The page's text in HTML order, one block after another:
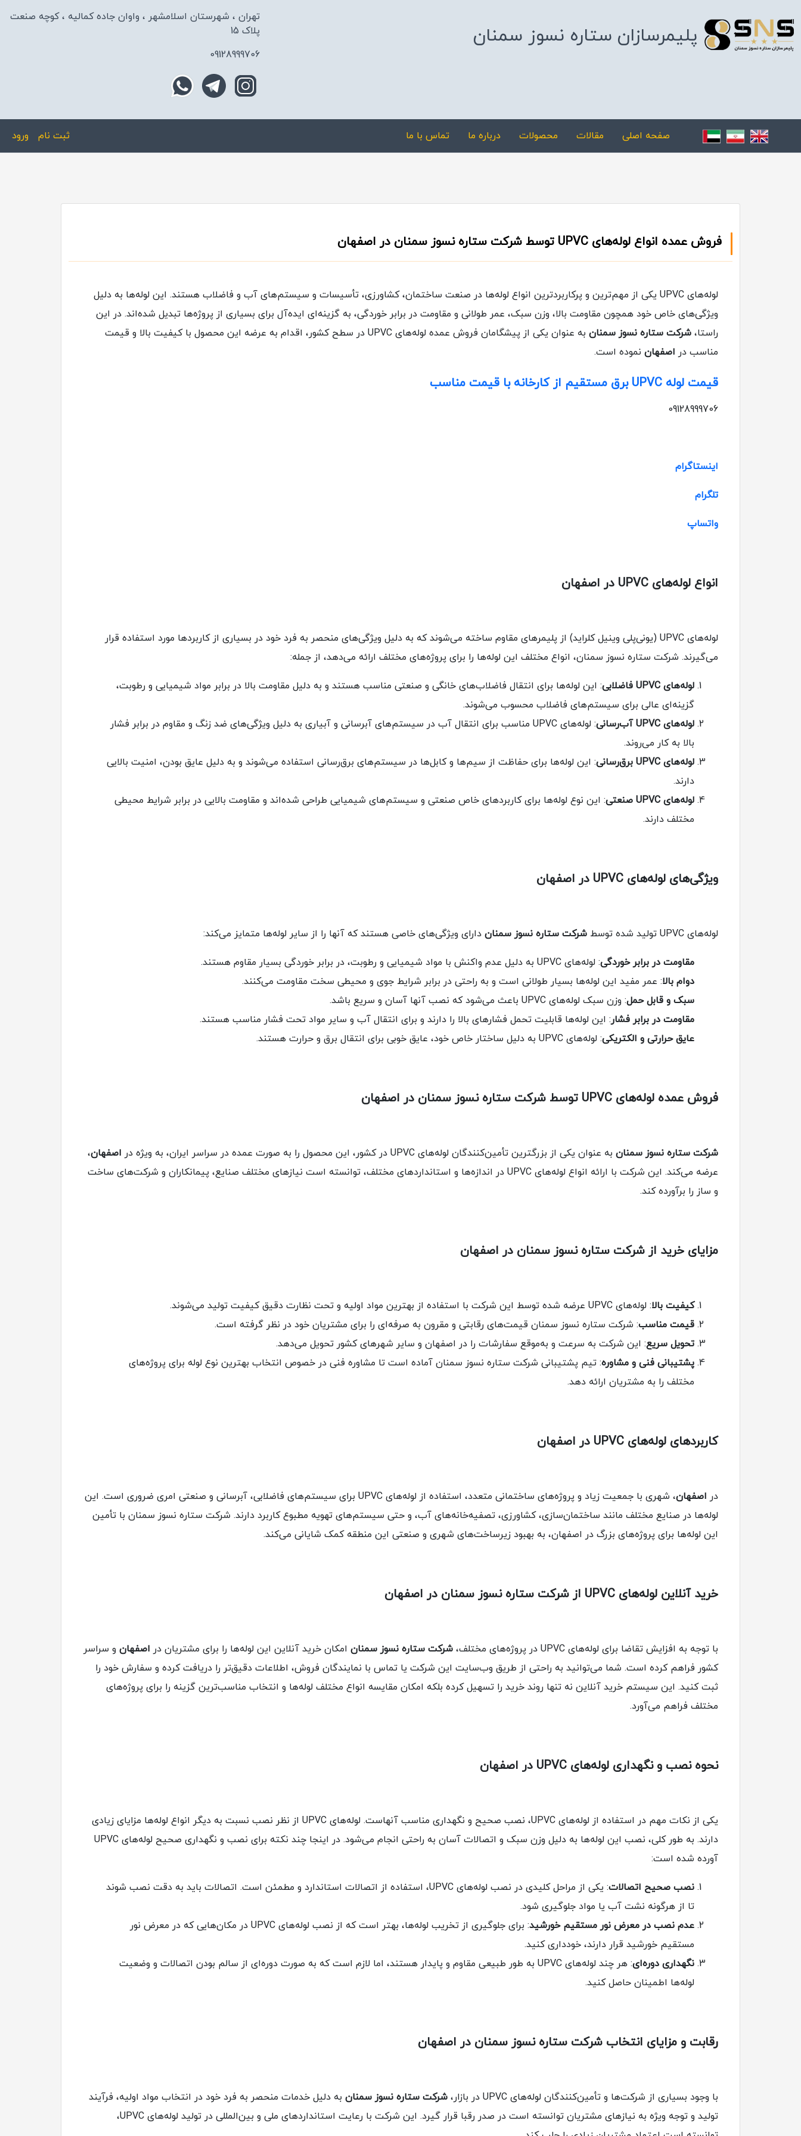
پلیمرسازان ستاره نسوز سمنان
تهران ، شهرستان اسلامشهر ، واوان جاده کمالیه ، کوچه صنعت
پلاک 15
09128999706
صفحه اصلی مقالات محصولات درباره ما تماس با ما ثبت نام ورود
فروش عمده انواع لوله‌های UPVC توسط شرکت ستاره نسوز سمنان در اصفهان
لوله‌های UPVC یکی از مهم‌ترین و پرکاربردترین انواع لوله‌ها در صنعت ساختمان، کشاورزی، تأسیسات و سیستم‌های آب و فاضلاب هستند. این لوله‌ها به دلیل
ویژگی‌های خاص خود همچون مقاومت بالا، وزن سبک، عمر طولانی و مقاومت در برابر خوردگی، به گزینه‌ای ایده‌آل برای بسیاری از پروژه‌ها تبدیل شده‌اند. در این
راستا، شرکت ستاره نسوز سمنان
به عنوان یکی از پیشگامان فروش عمده لوله‌های UPVC در سطح کشور، اقدام به عرضه این محصول با کیفیت بالا و قیمت
مناسب در اصفهان نموده است.
قیمت لوله UPVC برق مستقیم از کارخانه با قیمت مناسب
09128999706
اینستاگرام
تلگرام
واتساپ
انواع لوله‌های UPVC در اصفهان
لوله‌های UPVC (یونی‌پلی وینیل کلراید) از پلیمرهای مقاوم ساخته می‌شوند که به دلیل ویژگی‌های منحصر به فرد خود در بسیاری از کاربردها مورد استفاده قرار
می‌گیرند. شرکت ستاره نسوز سمنان، انواع مختلف این لوله‌ها را برای پروژه‌های مختلف ارائه می‌دهد، از جمله:
لوله‌های UPVC فاضلابی
: این لوله‌ها برای انتقال فاضلاب‌های خانگی و صنعتی مناسب هستند و به دلیل مقاومت بالا در برابر مواد شیمیایی و رطوبت،
گزینه‌ای عالی برای سیستم‌های فاضلاب محسوب می‌شوند.
لوله‌های UPVC آب‌رسانی
: لوله‌های UPVC مناسب برای انتقال آب در سیستم‌های آبرسانی و آبیاری به دلیل ویژگی‌های ضد زنگ و مقاوم در برابر فشار
بالا به کار می‌روند.
لوله‌های UPVC برق‌رسانی
: این لوله‌ها برای حفاظت از سیم‌ها و کابل‌ها در سیستم‌های برق‌رسانی استفاده می‌شوند و به دلیل عایق بودن، امنیت بالایی
دارند.
لوله‌های UPVC صنعتی
: این نوع لوله‌ها برای کاربردهای خاص صنعتی و سیستم‌های شیمیایی طراحی شده‌اند و مقاومت بالایی در برابر شرایط محیطی
مختلف دارند.
ویژگی‌های لوله‌های UPVC در اصفهان
لوله‌های UPVC تولید شده توسط شرکت ستاره نسوز سمنان دارای ویژگی‌های خاصی هستند که آنها را از سایر لوله‌ها متمایز می‌کند:
مقاومت در برابر خوردگی: لوله‌های UPVC به دلیل عدم واکنش با مواد شیمیایی و رطوبت، در برابر خوردگی بسیار مقاوم هستند.
دوام بالا: عمر مفید این لوله‌ها بسیار طولانی است و به راحتی در برابر شرایط جوی و محیطی سخت مقاومت می‌کنند.
سبک و قابل حمل: وزن سبک لوله‌های UPVC باعث می‌شود که نصب آنها آسان و سریع باشد.
مقاومت در برابر فشار: این لوله‌ها قابلیت تحمل فشارهای بالا را دارند و برای انتقال آب و سایر مواد تحت فشار مناسب هستند.
عایق حرارتی و الکتریکی: لوله‌های UPVC به دلیل ساختار خاص خود، عایق خوبی برای انتقال برق و حرارت هستند.
فروش عمده لوله‌های UPVC توسط شرکت ستاره نسوز سمنان در اصفهان
شرکت ستاره نسوز سمنان به عنوان یکی از بزرگترین تأمین‌کنندگان لوله‌های UPVC در کشور، این محصول را به صورت عمده در سراسر ایران، به ویژه در اصفهان،
عرضه می‌کند. این شرکت با ارائه انواع لوله‌های UPVC در اندازه‌ها و استانداردهای مختلف، توانسته است نیازهای مختلف صنایع، پیمانکاران و شرکت‌های ساخت
و ساز را برآورده کند.
مزایای خرید از شرکت ستاره نسوز سمنان در اصفهان
کیفیت بالا: لوله‌های UPVC عرضه شده توسط این شرکت با استفاده از بهترین مواد اولیه و تحت نظارت دقیق کیفیت تولید می‌شوند.
قیمت مناسب: شرکت ستاره نسوز سمنان قیمت‌های رقابتی و مقرون به صرفه‌ای را برای مشتریان خود در نظر گرفته است.
تحویل سریع: این شرکت به سرعت و به‌موقع سفارشات را در اصفهان و سایر شهرهای کشور تحویل می‌دهد.
پشتیبانی فنی و مشاوره: تیم پشتیبانی شرکت ستاره نسوز سمنان آماده است تا مشاوره فنی در خصوص انتخاب بهترین نوع لوله برای پروژه‌های
مختلف را به مشتریان ارائه دهد.
کاربردهای لوله‌های UPVC در اصفهان
در اصفهان
، شهری با جمعیت زیاد و پروژه‌های ساختمانی متعدد، استفاده از لوله‌های UPVC برای سیستم‌های فاضلابی، آبرسانی و صنعتی امری ضروری است. این
لوله‌ها در صنایع مختلف مانند ساختمان‌سازی، کشاورزی، تصفیه‌خانه‌های آب، و حتی سیستم‌های تهویه مطبوع کاربرد دارند. شرکت ستاره نسوز سمنان با تأمین
این لوله‌ها برای پروژه‌های بزرگ در اصفهان، به بهبود زیرساخت‌های شهری و صنعتی این منطقه کمک شایانی می‌کند.
خرید آنلاین لوله‌های UPVC از شرکت ستاره نسوز سمنان در اصفهان
با توجه به افزایش تقاضا برای لوله‌های UPVC در پروژه‌های مختلف، شرکت ستاره نسوز سمنان امکان خرید آنلاین این لوله‌ها را برای مشتریان در اصفهان و سراسر
کشور فراهم کرده است. شما می‌توانید به راحتی از طریق وب‌سایت این شرکت یا تماس با نمایندگان فروش، اطلاعات دقیق‌تر را دریافت کرده و سفارش خود را
ثبت کنید. این سیستم خرید آنلاین نه تنها روند خرید را تسهیل کرده بلکه امکان مقایسه انواع مختلف لوله‌ها و انتخاب مناسب‌ترین گزینه را برای پروژه‌های
مختلف فراهم می‌آورد.
نحوه نصب و نگهداری لوله‌های UPVC در اصفهان
یکی از نکات مهم در استفاده از لوله‌های UPVC، نصب صحیح و نگهداری مناسب آنهاست. لوله‌های UPVC از نظر نصب نسبت به دیگر انواع لوله‌ها مزایای زیادی
دارند. به طور کلی، نصب این لوله‌ها به دلیل وزن سبک و اتصالات آسان به راحتی انجام می‌شود. در اینجا چند نکته برای نصب و نگهداری صحیح لوله‌های UPVC
آورده شده است:
نصب صحیح اتصالات
: یکی از مراحل کلیدی در نصب لوله‌های UPVC، استفاده از اتصالات استاندارد و مطمئن است. اتصالات باید به دقت نصب شوند
تا از هرگونه نشت آب یا مواد جلوگیری شود.
عدم نصب در معرض نور مستقیم خورشید
: برای جلوگیری از تخریب لوله‌ها، بهتر است که از نصب لوله‌های UPVC در مکان‌هایی که در معرض نور
مستقیم خورشید قرار دارند، خودداری کنید.
نگهداری دوره‌ای
: هر چند لوله‌های UPVC به طور طبیعی مقاوم و پایدار هستند، اما لازم است که به صورت دوره‌ای از سالم بودن اتصالات و وضعیت
لوله‌ها اطمینان حاصل کنید.
رقابت و مزایای انتخاب شرکت ستاره نسوز سمنان در اصفهان
با وجود بسیاری از شرکت‌ها و تأمین‌کنندگان لوله‌های UPVC در بازار، شرکت ستاره نسوز سمنان به دلیل خدمات منحصر به فرد خود در انتخاب مواد اولیه، فرآیند
تولید و توجه ویژه به نیازهای مشتریان توانسته است در صدر رقبا قرار گیرد. این شرکت با رعایت استانداردهای ملی و بین‌المللی در تولید لوله‌های UPVC،